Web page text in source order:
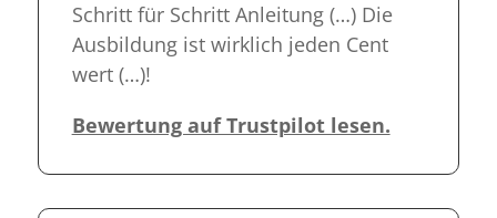
Schritt für Schritt Anleitung (…)Die
Ausbildung ist wirklich jeden Cent
wert (…)!
Bewertung auf Trustpilot lesen.